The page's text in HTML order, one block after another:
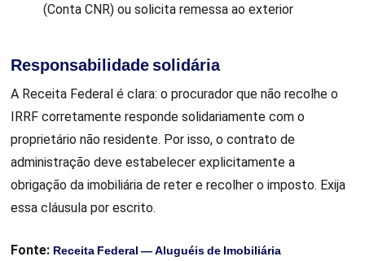
(Conta CNR) ou solicita remessa ao exterior
Responsabilidade solidária
A Receita Federal é clara: o procurador que não recolhe o
IRRF corretamente responde solidariamente com o
proprietário não residente. Por isso, o contrato de
administração deve estabelecer explicitamente a
obrigação da imobiliária de reter e recolher o imposto. Exija
essa cláusula por escrito.
Fonte: Receita Federal — Aluguéis de Imobiliária